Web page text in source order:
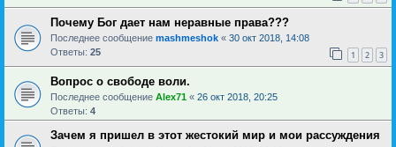
Почему Бог дает нам неравные права???
Последнее сообщение mashmeshok « 30 окт 2018, 14:08
Ответы: 25 1 2 3
Вопрос о свободе воли.
Последнее сообщение Alex71 « 26 окт 2018, 20:25
Ответы: 4
Зачем я пришел в этот жестокий мир и мои рассуждения